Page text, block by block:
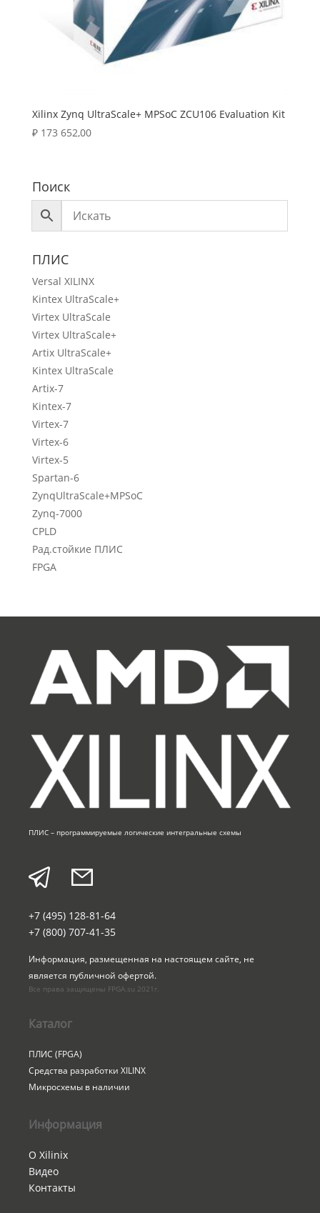
Xilinx Zynq UltraScale+ MPSoC ZCU106 Evaluation Kit
₽173 652,00
Поиск
ПЛИС
Versal XILINX
Kintex UltraScale+
Virtex UltraScale
Virtex UltraScale+
Artix UltraScale+
Kintex UltraScale
Artix-7
Kintex-7
Virtex-7
Virtex-6
Virtex-5
Spartan-6
ZynqUltraScale+MPSoC
Zynq-7000
CPLD
Рад.стойкие ПЛИС
FPGA
ПЛИС – программируемые логические интегральные схемы
+7 (495) 128-81-64
+7 (800) 707-41-35
Информация, размещенная на настоящем сайте, не
является публичной офертой.
Все права защищены FPGA.su 2021г.
Каталог
ПЛИС (FPGA)
Средства разработки XILINX
Микросхемы в наличии
Информация
О Xilinix
Видео
Контакты